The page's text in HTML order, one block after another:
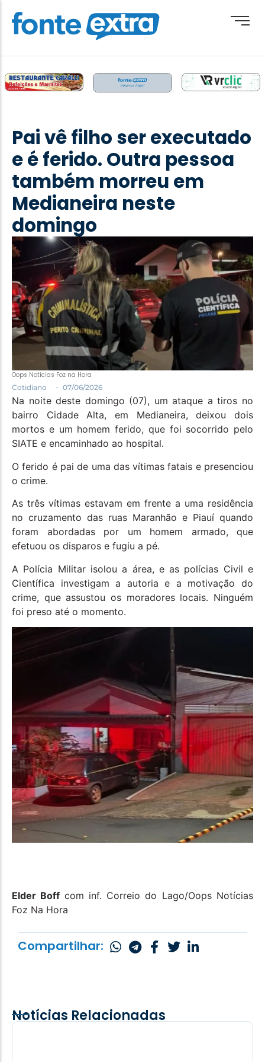
Destaque
Esporte
Geral
Obituário
Paraguai
Paraná
Política
Santa Helena e Região
Saúde e Bem-Estar
Pai vê filho ser executado
e é ferido. Outra pessoa
também morreu em
Medianeira neste
domingo
Oops Notícias Foz na Hora
Cotidiano
- 07/06/2026
Na noite deste domingo (07), um ataque a tiros no
bairro Cidade Alta, em Medianeira, deixou dois
mortos e um homem ferido, que foi socorrido pelo
SIATE e encaminhado ao hospital.
O ferido é pai de uma das vítimas fatais e presenciou
o crime.
As três vítimas estavam em frente a uma residência
no cruzamento das ruas Maranhão e Piauí quando
foram abordadas por um homem armado, que
efetuou os disparos e fugiu a pé.
A Polícia Militar isolou a área, e as polícias Civil e
Científica investigam a autoria e a motivação do
crime, que assustou os moradores locais. Ninguém
foi preso até o momento.
Elder Boff com inf. Correio do Lago/Oops Notícias
Foz Na Hora
Compartilhar:
Notícias Relacionadas